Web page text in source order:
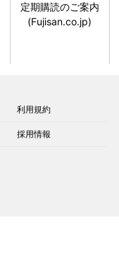
定期購読のご案内
(Fujisan.co.jp)
利用規約
採用情報